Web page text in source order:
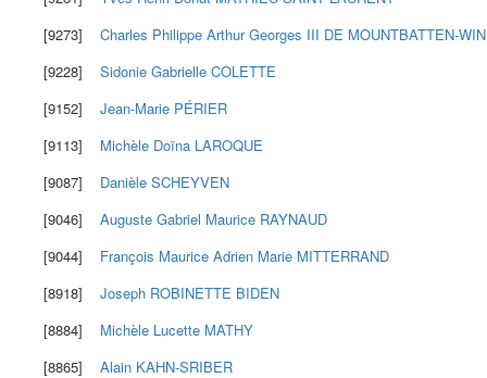
[9273]
Charles Philippe Arthur Georges III DE MOUNTBATTEN-
[9228]
Sidonie Gabrielle COLETTE
[9152]
Jean-Marie PÉRIER
[9113]
Michèle Doïna LAROQUE
[9087]
Danièle SCHEYVEN
[9046]
Auguste Gabriel Maurice RAYNAUD
[9044]
François Maurice Adrien Marie MITTERRAND
[8918]
Joseph ROBINETTE BIDEN
[8884]
Michèle Lucette MATHY
[8865]
Alain KAHN-SRIBER